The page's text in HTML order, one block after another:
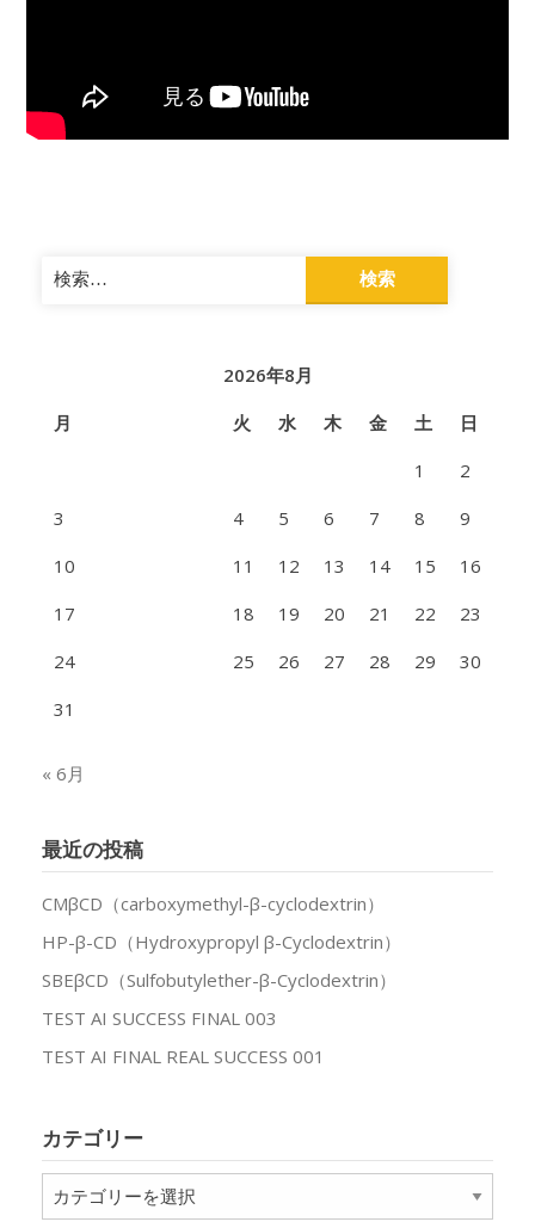
検
索:
2026年8月
月
火 水 木 金 土
日
1
2
3
4 5 6 7 8
9
10
11 12 13 14 15
16
17
18 19 20 21 22
23
24
25 26 27 28 29
30
31
« 6月
最近の投稿
CMβCD（carboxymethyl-β-cyclodextrin）
HP-β-CD（Hydroxypropyl β-Cyclodextrin）
SBEβCD（Sulfobutylether-β-Cyclodextrin）
TEST AI SUCCESS FINAL 003
TEST AI FINAL REAL SUCCESS 001
カテゴリー
テ